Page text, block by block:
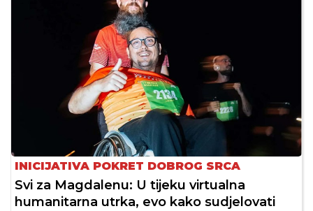
INICIJATIVA POKRET DOBROG SRCA
Svi za Magdalenu: U tijeku virtualna
humanitarna utrka, evo kako sudjelovati